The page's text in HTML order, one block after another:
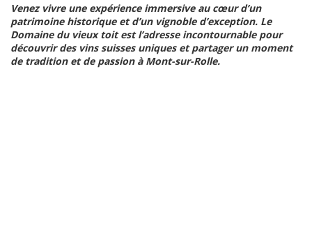
Venez vivre une expérience immersive au cœur d’un
patrimoine historique et d’un vignoble d’exception. Le
Domaine du vieux toit est l’adresse incontournable pour
découvrir des vins suisses uniques et partager un moment
de tradition et de passion à Mont-sur-Rolle.